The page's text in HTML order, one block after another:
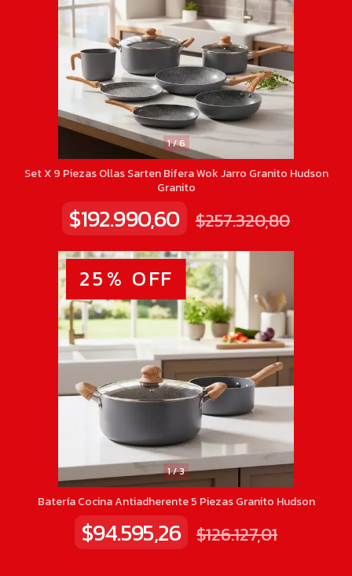
1/6
Set X 9 Piezas Ollas Sarten Bifera Wok Jarro Granito Hudson
Granito
$192.990,60 $257.320,80
1/3
25% OFF
Batería Cocina Antiadherente 5 Piezas Granito Hudson
$94.595,26 $126.127,01